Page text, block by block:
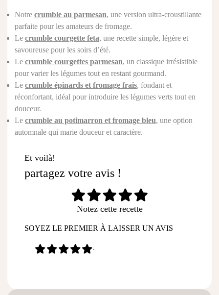
Notre crumble au parmesan, une version ultra-croustillante
parfaite pour les amateurs de fromage.
Le crumble courgette feta, une recette simple, légère et
savoureuse pour les soirs d’été.
Le crumble courgettes parmesan, un classique irrésistible
pour varier les légumes tout en restant gourmand.
Le crumble épinards et fromage frais, fondant et
réconfortant, idéal pour introduire les légumes verts tout en
douceur.
Le crumble au potimarron et fromage bleu, une option
automnale qui marie douceur et caractère.
Et voilà!
partagez votre avis !
Notez cette recette
SOYEZ LE PREMIER À LAISSER UN AVIS
-